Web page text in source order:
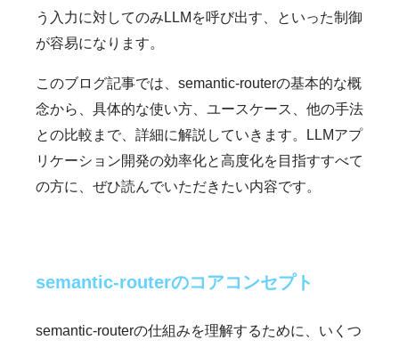
う入力に対してのみLLMを呼び出す、といった制御
が容易になります。
このブログ記事では、semantic-routerの基本的な概
念から、具体的な使い方、ユースケース、他の手法
との比較まで、詳細に解説していきます。LLMアプ
リケーション開発の効率化と高度化を目指すすべて
の方に、ぜひ読んでいただきたい内容です。
semantic-routerのコアコンセプト
semantic-routerの仕組みを理解するために、いくつ